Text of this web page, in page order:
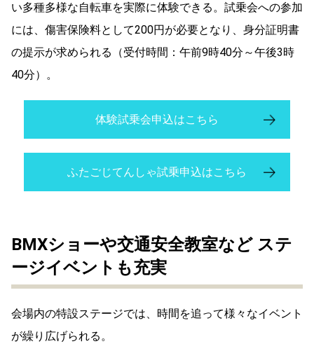
い多種多様な自転車を実際に体験できる。試乗会への参加
には、傷害保険料として200円が必要となり、身分証明書
の提示が求められる（受付時間：午前9時40分～午後3時
40分）。
体験試乗会申込はこちら
ふたごじてんしゃ試乗申込はこちら
BMXショーや交通安全教室など ステ
ージイベントも充実
会場内の特設ステージでは、時間を追って様々なイベント
が繰り広げられる。